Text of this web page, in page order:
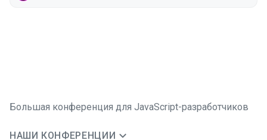
Большая конференция для JavaScript-разработчиков
НАШИ КОНФЕРЕНЦИИ